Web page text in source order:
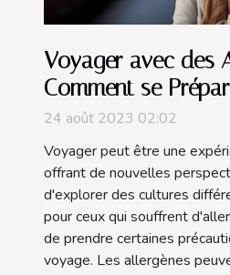
Voyager avec des
Comment se
24 août 2023 02:02
Voyager peut être une
offrant de nouvelles
d'explorer des cultures
pour ceux qui souffrent
de prendre certaines
voyage. Les allergènes